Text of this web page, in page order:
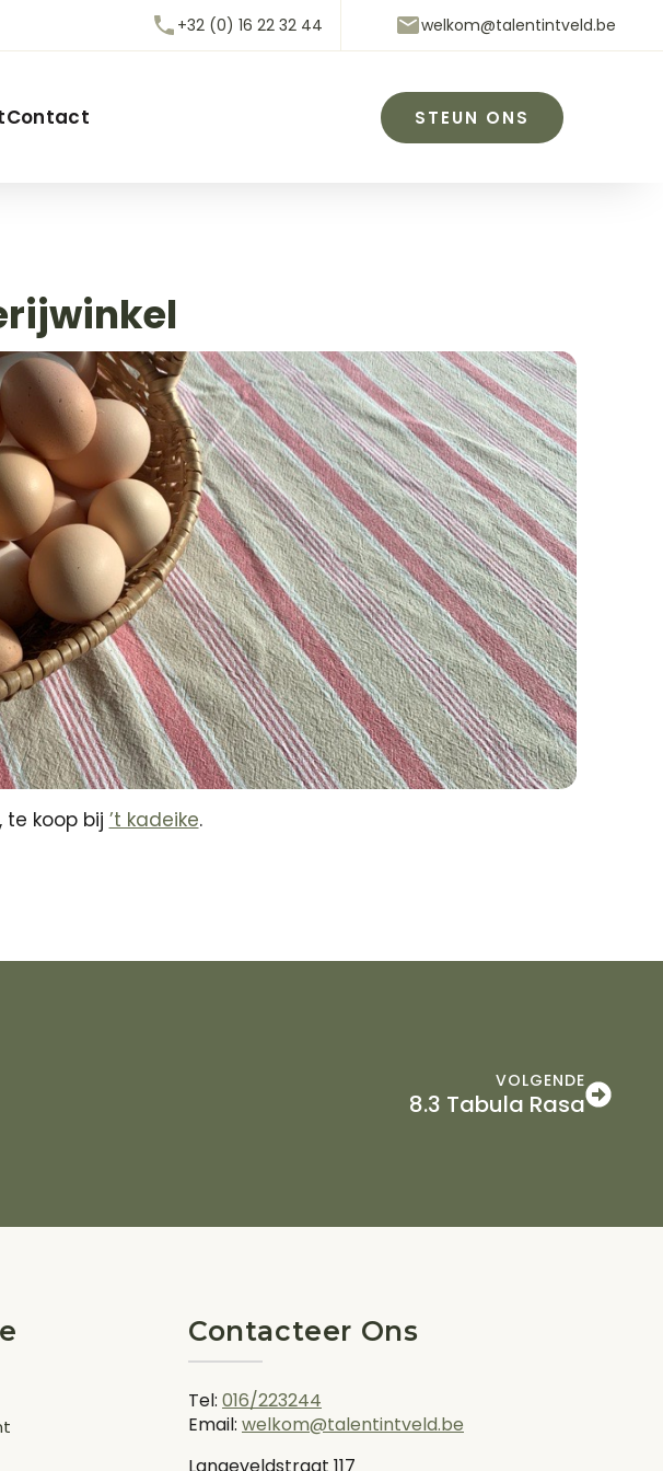
+32 (0) 16 22 32 44 welkom@talentintveld.be
Contact STEUN ONS
koop bij ’t kadeike.
VOLGENDE
8.3 Tabula Rasa
Contacteer Ons
Tel: 016/223244
Email: welkom@talentintveld.be